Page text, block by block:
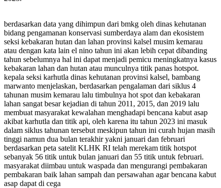
berdasarkan data yang dihimpun dari bmkg oleh dinas kehutanan
bidang pengamanan konservasi sumberdaya alam dan ekosistem
seksi kebakaran hutan dan lahan provinsi kalsel musim kemarau
atau dengan kata lain el nino tahun ini akan lebih cepat dibanding
tahun sebelumnya hal ini dapat menjadi pemicu meningkatnya kasus
kebakaran lahan dan hutan atau munculnya titik panas hotspot.
kepala seksi karhutla dinas kehutanan provinsi kalsel, bambang
marwanto menjelaskan, berdasarkan pengalaman dari siklus 4
tahunan musim kemarau lalu timbulnya hot spot dan kebakaran
lahan sangat besar kejadian di tahun 2011, 2015, dan 2019 lalu
membuat masyarakat kewalahan menghadapi bencana kabut asap
akibat karhutla dan titik api, oleh karena itu tahun 2023 ini masuk
dalam siklus tahunan tersebut meskipun tahun ini curah hujan masih
tinggi namun dua bulan terakhir yakni januari dan februari
berdasarkan peta satelit KLHK RI telah merekam titik hotspot
sebanyak 56 titik untuk bulan januari dan 55 titik untuk februari.
masyarakat diimbau untuk waspada dan mengurangi pembakaran
pembakaran baik lahan sampah dan persawahan agar bencana kabut
asap dapat di cega